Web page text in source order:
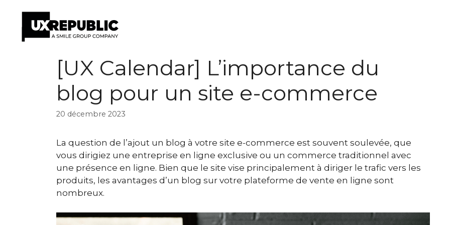
[UX Calendar] L’importance du
blog pour un site e-commerce
20 décembre 2023
La question de l’ajout un blog à votre site e-commerce est souvent soulevée, que
vous dirigiez une entreprise en ligne exclusive ou un commerce traditionnel avec
une présence en ligne. Bien que le site vise principalement à diriger le trafic vers les
produits, les avantages d’un blog sur votre plateforme de vente en ligne sont
nombreux.